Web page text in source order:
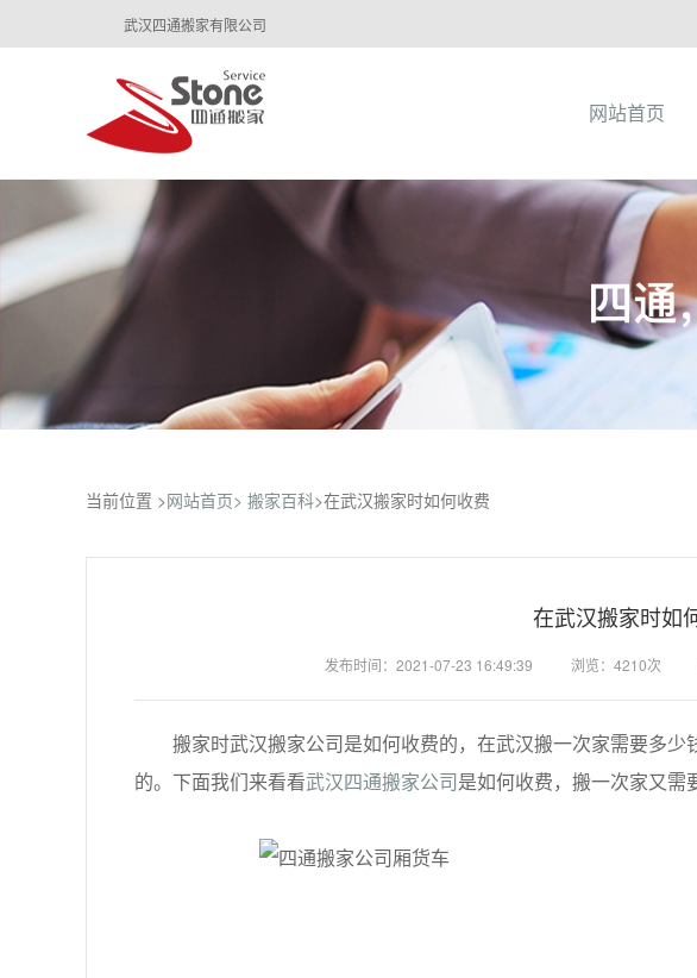
武汉四通搬家有限公司
网站首页
当前位置 >网站首页> 搬家百科>在武汉搬家时如何收费
在武汉搬家时如
发布时间：2021-07-23 16:49:39 浏览：4210次
搬家时武汉搬家公司是如何收费的，在武汉搬一次家需要多少
的。下面我们来看看武汉四通搬家公司是如何收费，搬一次家又需